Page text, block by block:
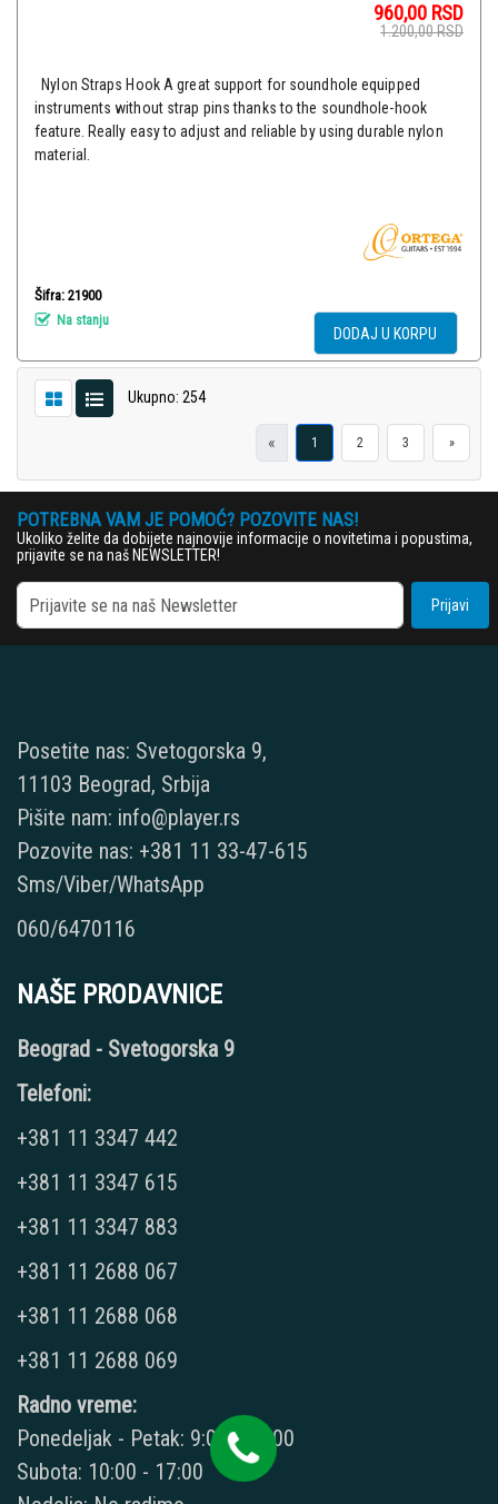
960,00 RSD
1.200,00RSD
Nylon Straps Hook A great support for soundhole equipped
instruments without strap pins thanks to the soundhole-hook
feature. Really easy to adjust and reliable by using durable nylon
material.
Šifra: 21900
Na stanju
DODAJ U KORPU
Ukupno: 254
« 1 2 3 »
POTREBNA VAM JE POMOĆ? POZOVITE NAS!
Ukoliko želite da dobijete najnovije informacije o novitetima i popustima,
prijavite se na naš NEWSLETTER!
Prijavi
Posetite nas: Svetogorska 9,
11103 Beograd, Srbija
Pišite nam: info@player.rs
Pozovite nas: +381 11 33-47-615
Sms/Viber/WhatsApp
060/6470116
NAŠE PRODAVNICE
Beograd - Svetogorska 9
Telefoni:
+381 11 3347 442
+381 11 3347 615
+381 11 3347 883
+381 11 2688 067
+381 11 2688 068
+381 11 2688 069
Radno vreme:
Ponedeljak - Petak: 9:00 - 20:00
Subota: 10:00 - 17:00